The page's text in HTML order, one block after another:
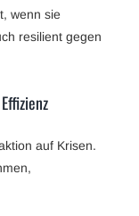
wenn sie
resilient gegen
auf Krisen.